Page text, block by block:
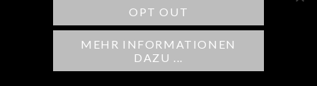
Deine E-Mail-Adresse wird nicht
veröffentlicht. Erforderliche Felder sind
markiert
OPT OUT
MEHR INFORMATIONEN
DAZU ...